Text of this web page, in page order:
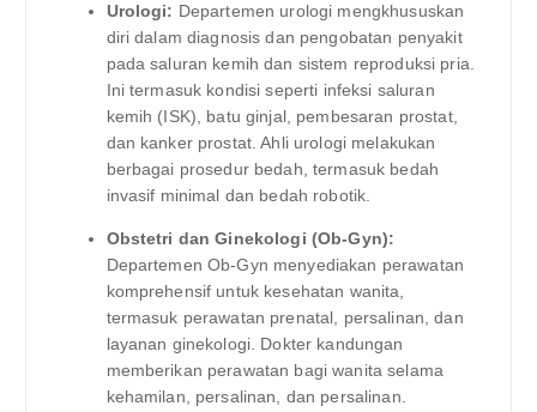
Urologi: Departemen urologi mengkhususkan
diri dalam diagnosis dan pengobatan penyakit
pada saluran kemih dan sistem reproduksi pria.
Ini termasuk kondisi seperti infeksi saluran
kemih (ISK), batu ginjal, pembesaran prostat,
dan kanker prostat. Ahli urologi melakukan
berbagai prosedur bedah, termasuk bedah
invasif minimal dan bedah robotik.
Obstetri dan Ginekologi (Ob-Gyn):
Departemen Ob-Gyn menyediakan perawatan
komprehensif untuk kesehatan wanita,
termasuk perawatan prenatal, persalinan, dan
layanan ginekologi. Dokter kandungan
memberikan perawatan bagi wanita selama
kehamilan, persalinan, dan persalinan.